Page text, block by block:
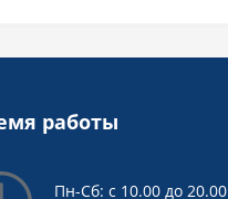
работы
Пн-Сб: с 10.00 до 20.00